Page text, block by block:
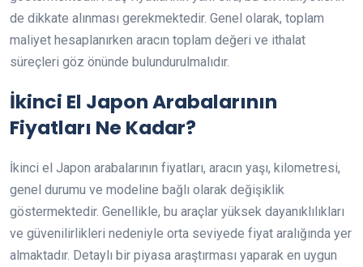
de dikkate alınması gerekmektedir. Genel olarak, toplam
maliyet hesaplanırken aracın toplam değeri ve ithalat
süreçleri göz önünde bulundurulmalıdır.
İkinci El Japon Arabalarının
Fiyatları Ne Kadar?
İkinci el Japon arabalarının fiyatları, aracın yaşı, kilometresi,
genel durumu ve modeline bağlı olarak değişiklik
göstermektedir. Genellikle, bu araçlar yüksek dayanıklılıkları
ve güvenilirlikleri nedeniyle orta seviyede fiyat aralığında yer
almaktadır. Detaylı bir piyasa araştırması yaparak en uygun